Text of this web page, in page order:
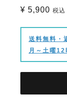
¥ 5,900 税込
送料無料・
月～土曜